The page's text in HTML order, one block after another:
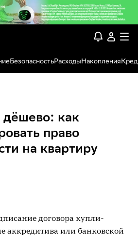
БезопасностьРасходыНакопления
как
право
на квартиру
договора купли-
аккредитива или банковской